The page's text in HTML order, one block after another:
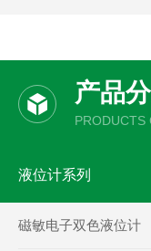
产品
PRODUCTS
液位计系列
磁敏电子双色液位计